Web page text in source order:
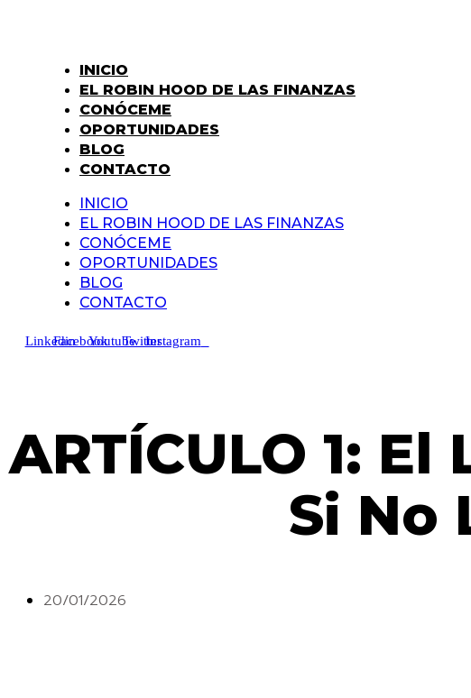
INICIO
EL ROBIN HOOD DE LAS FINANZAS
CONÓCEME
OPORTUNIDADES
BLOG
CONTACTO
INICIO
EL ROBIN HOOD DE LAS FINANZAS
CONÓCEME
OPORTUNIDADES
BLOG
CONTACTO
LinkedinFacebookYoutubeTwitterInstagram
ARTÍCULO 1:
Si No
20/01/2026